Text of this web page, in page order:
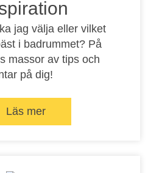
jag välja eller vilket
i badrummet? På
massor av tips och
på dig!
Läs mer